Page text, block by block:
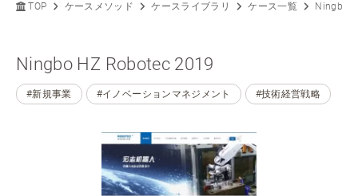
TOP ケースメソッド ケースライブラリ ケース一覧 Ningbo
Ningbo HZ Robotec 2019
#新規事業 #イノベーションマネジメント #技術経営戦略